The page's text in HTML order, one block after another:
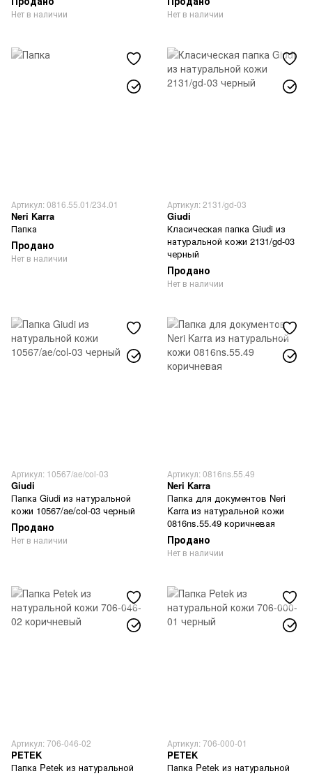
Нет в наличии Нет в наличии
Артикул: 0816.55.01/234.01
Neri Karra
Папка
Продано
Нет в наличии
Артикул: 2131/gd-03
Giudi
Класическая папка Giudi из
натуральной кожи 2131/gd-03
черный
Продано
Нет в наличии
Артикул: 10567/ae/col-03
Giudi
Папка Giudi из натуральной
кожи 10567/ae/col-03 черный
Продано
Нет в наличии
Артикул: 0816ns.55.49
Neri Karra
Папка для документов Neri
Karra из натуральной кожи
0816ns.55.49 коричневая
Продано
Нет в наличии
Артикул: 706-046-02
PETEK
Папка Petek из натуральной
Артикул: 706-000-01
PETEK
Папка Petek из натуральной